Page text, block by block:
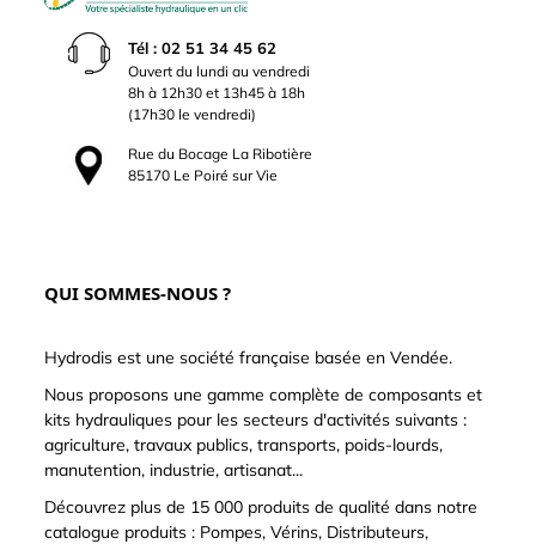
Tél : 02 51 34 45 62
Ouvert du lundi au vendredi
8h à 12h30 et 13h45 à 18h
(17h30 le vendredi)
Rue du Bocage La Ribotière
85170 Le Poiré sur Vie
QUI SOMMES-NOUS ?
Hydrodis est une société française basée en Vendée.
Nous proposons une gamme complète de composants et
kits hydrauliques pour les secteurs d'activités suivants :
agriculture, travaux publics, transports, poids-lourds,
manutention, industrie, artisanat...
Découvrez plus de 15 000 produits de qualité dans notre
catalogue produits : Pompes, Vérins, Distributeurs,